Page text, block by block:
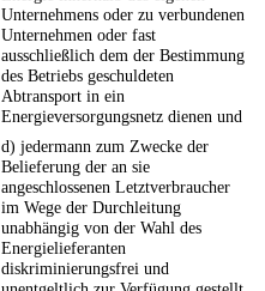
Unternehmens oder zu verbundenen
Unternehmen oder fast
ausschließlich dem der Bestimmung
des Betriebs geschuldeten
Abtransport in ein
Energieversorgungsnetz dienen und
d) jedermann zum Zwecke der
Belieferung der an sie
angeschlossenen Letztverbraucher
im Wege der Durchleitung
unabhängig von der Wahl des
Energielieferanten
diskriminierungsfrei und